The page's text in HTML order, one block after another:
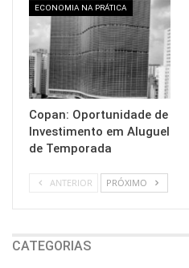
ECONOMIA NA PRÁTICA
Copan: Oportunidade de
Investimento em Aluguel
de Temporada
ANTERIOR PRÓXIMO
CATEGORIAS